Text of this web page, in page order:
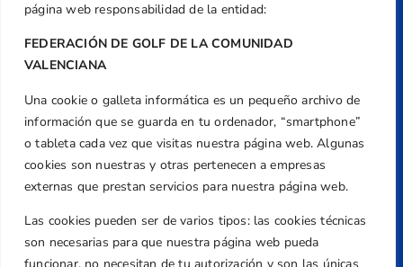
página web responsabilidad de la entidad:
FEDERACIÓN DE GOLF DE LA COMUNIDAD
VALENCIANA
Una cookie o galleta informática es un pequeño archivo de
información que se guarda en tu ordenador, “smartphone”
o tableta cada vez que visitas nuestra página web. Algunas
cookies son nuestras y otras pertenecen a empresas
externas que prestan servicios para nuestra página web.
Las cookies pueden ser de varios tipos: las cookies técnicas
son necesarias para que nuestra página web pueda
Dirección
Centre de L´Esport, Carrer d'Isaac Peral i
Caballero, Nº 5, Despachos 2 y 3, 46980,
Valencia
+34 961 367 799
Email